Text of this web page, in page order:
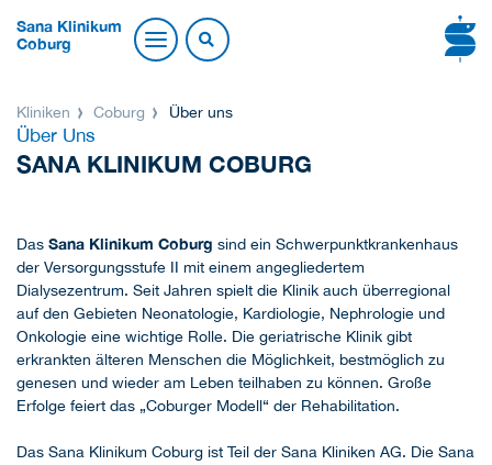
Sana Klinikum
Coburg
Kliniken Coburg Über uns
Über Uns
SANA KLINIKUM COBURG
Das Sana Klinikum Coburg sind ein Schwerpunktkrankenhaus
der Versorgungsstufe II mit einem angegliedertem
Dialysezentrum. Seit Jahren spielt die Klinik auch überregional
auf den Gebieten Neonatologie, Kardiologie, Nephrologie und
Onkologie eine wichtige Rolle. Die geriatrische Klinik gibt
erkrankten älteren Menschen die Möglichkeit, bestmöglich zu
genesen und wieder am Leben teilhaben zu können. Große
Erfolge feiert das „Coburger Modell“ der Rehabilitation.
Das Sana Klinikum Coburg ist Teil der Sana Kliniken AG. Die Sana